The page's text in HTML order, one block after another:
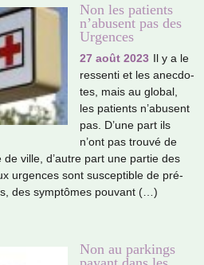
Non les patients
n’abusent pas des
Urgences
27 août 2023 Il y a le
res­senti et les anec­do­
tes, mais au global,
les patients n’abu­sent
pas. D’une part ils
n’ont pas trouvé de
ville, d’autre part une partie des
urgen­ces sont sus­cep­ti­ble de pré­
des symp­tô­mes pou­vant (…)
Non au parkings